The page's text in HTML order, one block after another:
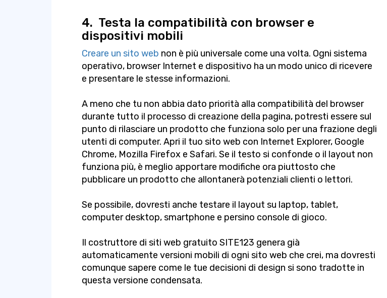
4. Testa la compatibilità con browser e
dispositivi mobili
Creare un sito web non è più universale come una volta. Ogni sistema
operativo, browser Internet e dispositivo ha un modo unico di ricevere
e presentare le stesse informazioni.
A meno che tu non abbia dato priorità alla compatibilità del browser
durante tutto il processo di creazione della pagina, potresti essere sul
punto di rilasciare un prodotto che funziona solo per una frazione degli
utenti di computer. Apri il tuo sito web con Internet Explorer, Google
Chrome, Mozilla Firefox e Safari. Se il testo si confonde o il layout non
funziona più, è meglio apportare modifiche ora piuttosto che
pubblicare un prodotto che allontanerà potenziali clienti o lettori.
Se possibile, dovresti anche testare il layout su laptop, tablet,
computer desktop, smartphone e persino console di gioco.
Il costruttore di siti web gratuito SITE123 genera già
automaticamente versioni mobili di ogni sito web che crei, ma dovresti
comunque sapere come le tue decisioni di design si sono tradotte in
questa versione condensata.